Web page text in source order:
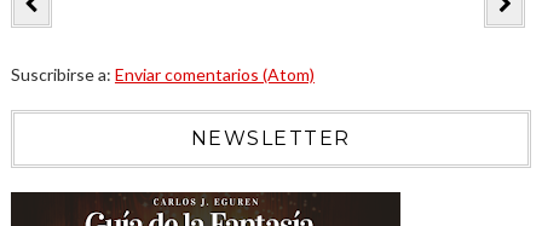
Suscribirse a: Enviar comentarios (Atom)
NEWSLETTER